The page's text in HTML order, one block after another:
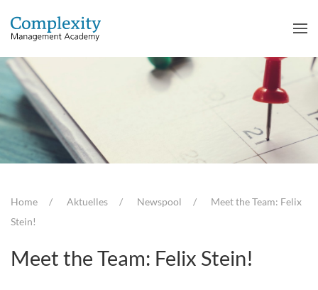
Home Aktuelles Newspool
Meet the Team: Felix
Stein!
Meet the Team: Felix Stein!